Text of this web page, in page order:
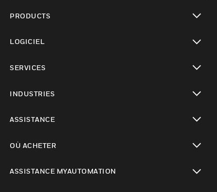
PRODUCTS
LOGICIEL
SERVICES
INDUSTRIES
ASSISTANCE
OÙ ACHETER
ASSISTANCE MYAUTOMATION